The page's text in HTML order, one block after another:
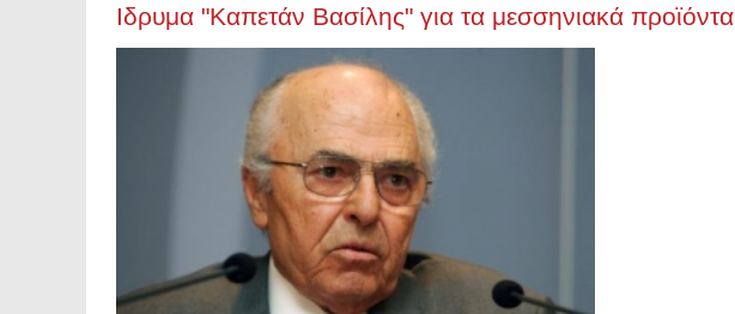
Ιδρυμα "Καπετάν Βασίλης" για τα μεσσηνιακά προϊόντα